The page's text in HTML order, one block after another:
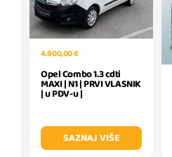
4.900,00 €
Opel Combo 1.3 cdti
MAXI | N1 | PRVI VLASNIK
| u PDV-u |
SAZNAJ VIŠE